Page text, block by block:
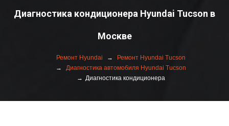
Диагностика кондиционера Hyundai Tucson в
Москве
Ремонт Hyundai
Ремонт Hyundai Tucson
Диагностика автомобиля Hyundai Tucson
Диагностика кондиционера